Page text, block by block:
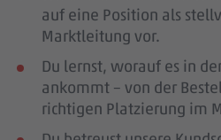
auf eine Position als
Marktleitung vor.
Du lernst, worauf es in
ankommt – von der
richtigen Platzierung im